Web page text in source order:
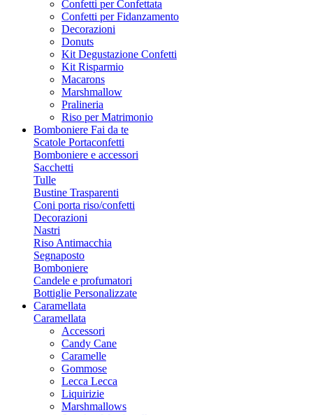
Confetti per Confettata
Confetti per Fidanzamento
Decorazioni
Donuts
Kit Degustazione Confetti
Kit Risparmio
Macarons
Marshmallow
Pralineria
Riso per Matrimonio
Bomboniere Fai da te
Scatole Portaconfetti
Bomboniere e accessori
Sacchetti
Tulle
Bustine Trasparenti
Coni porta riso/confetti
Decorazioni
Nastri
Riso Antimacchia
Segnaposto
Bomboniere
Candele e profumatori
Bottiglie Personalizzate
Caramellata
Caramellata
Accessori
Candy Cane
Caramelle
Gommose
Lecca Lecca
Liquirizie
Marshmallows